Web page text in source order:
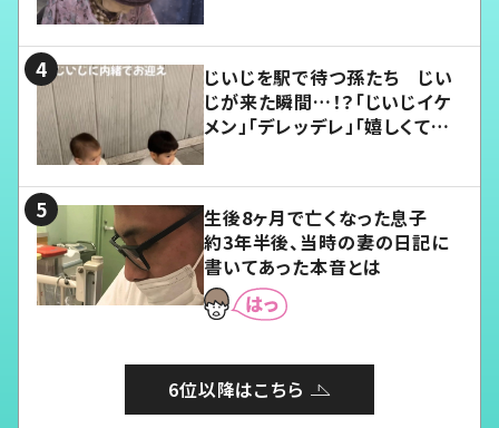
じいじを駅で待つ孫たち じい
じが来た瞬間…！？「じいじイケ
メン」「デレッデレ」「嬉しくて可
生後8ヶ月で亡くなった息子
約3年半後、当時の妻の日記に
書いてあった本音とは
6位以降はこちら